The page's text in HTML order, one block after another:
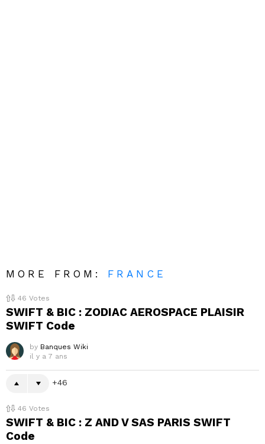
MORE FROM: FRANCE
46 Votes
SWIFT & BIC : ZODIAC AEROSPACE PLAISIR
SWIFT Code
by Banques Wiki
il y a 7 ans
46
46 Votes
SWIFT & BIC : Z AND V SAS PARIS SWIFT
Code